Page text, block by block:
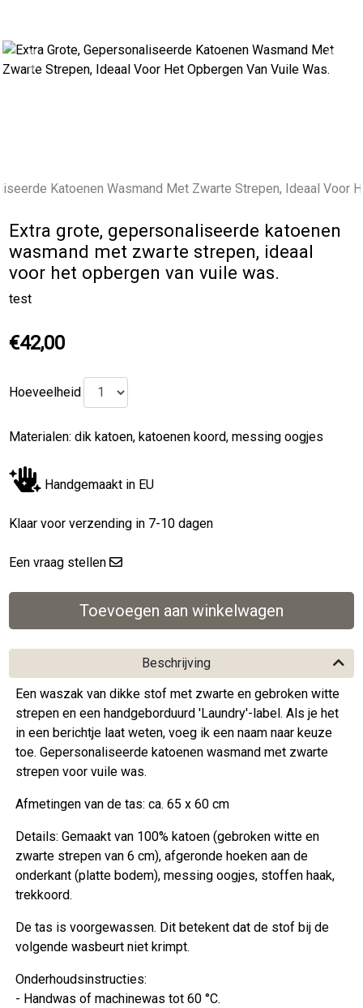
Previous
Extra grote, gepersonaliseerde katoenen
wasmand met zwarte strepen, ideaal
voor het opbergen van vuile was.
test
€42,00
Hoeveelheid
Materialen: dik katoen, katoenen koord, messing oogjes
Handgemaakt in EU
Klaar voor verzending in 7-10 dagen
Een vraag stellen
Beschrijving
Een waszak van dikke stof met zwarte en gebroken witte
strepen en een handgeborduurd 'Laundry'-label. Als je het
in een berichtje laat weten, voeg ik een naam naar keuze
toe. Gepersonaliseerde katoenen wasmand met zwarte
strepen voor vuile was.
Afmetingen van de tas: ca. 65 x 60 cm
Details: Gemaakt van 100% katoen (gebroken witte en
zwarte strepen van 6 cm), afgeronde hoeken aan de
onderkant (platte bodem), messing oogjes, stoffen haak,
trekkoord.
De tas is voorgewassen. Dit betekent dat de stof bij de
volgende wasbeurt niet krimpt.
Onderhoudsinstructies:
- Handwas of machinewas tot 60 °C.